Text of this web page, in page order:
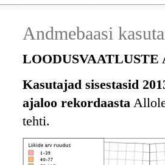
Andmebaasi
Kasutajad sisestasid
ajaloo rekordaasta
tehti.